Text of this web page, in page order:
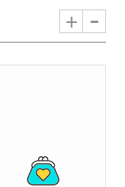
기
+ -